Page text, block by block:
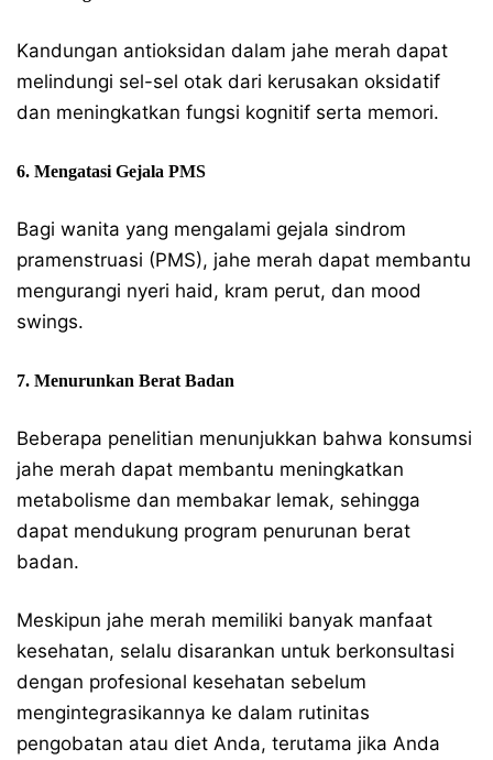
Kandungan antioksidan dalam jahe merah dapat
melindungi sel-sel otak dari kerusakan oksidatif
dan meningkatkan fungsi kognitif serta memori.
6. Mengatasi Gejala PMS
Bagi wanita yang mengalami gejala sindrom
pramenstruasi (PMS), jahe merah dapat membantu
mengurangi nyeri haid, kram perut, dan mood
swings.
7. Menurunkan Berat Badan
Beberapa penelitian menunjukkan bahwa konsumsi
jahe merah dapat membantu meningkatkan
metabolisme dan membakar lemak, sehingga
dapat mendukung program penurunan berat
badan.
Meskipun jahe merah memiliki banyak manfaat
kesehatan, selalu disarankan untuk berkonsultasi
dengan profesional kesehatan sebelum
mengintegrasikannya ke dalam rutinitas
pengobatan atau diet Anda, terutama jika Anda